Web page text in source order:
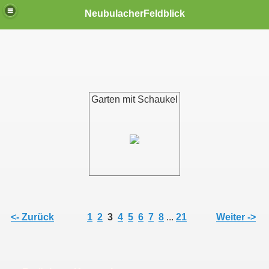
NeubulacherFeldblick
Garten mit Schaukel
<- Zurück 1 2 3 4 5 6 7 8 ... 21 Weiter ->